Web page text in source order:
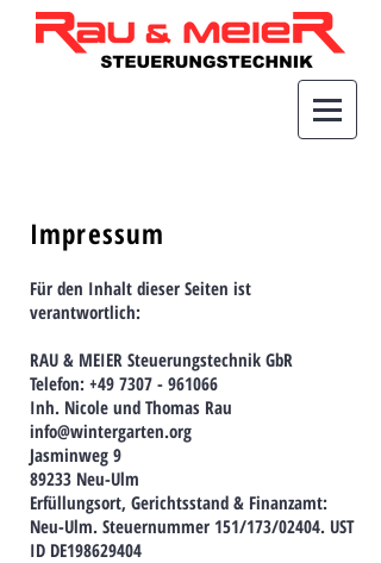
Impressum
Für den Inhalt dieser Seiten ist
verantwortlich:
RAU & MEIER Steuerungstechnik GbR
Telefon: +49 7307 - 961066
Inh. Nicole und Thomas Rau
info@wintergarten.org
Jasminweg 9
89233 Neu-Ulm
Erfüllungsort, Gerichtsstand & Finanzamt:
Neu-Ulm. Steuernummer 151/173/02404. UST
ID DE198629404